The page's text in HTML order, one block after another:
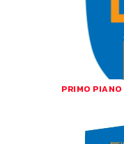
PRIMO PIANO